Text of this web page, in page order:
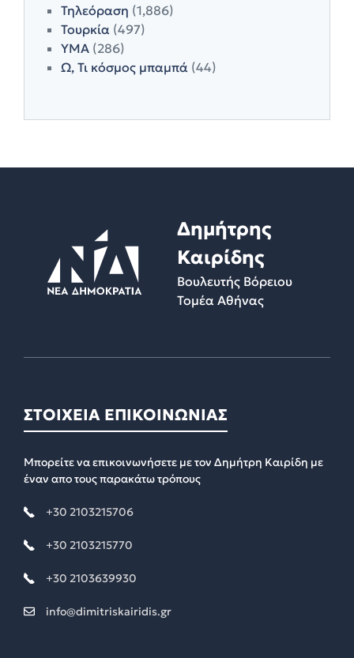
Τηλεόραση (1,886)
Τουρκία (497)
ΥΜΑ (286)
Ω, Τι κόσμος μπαμπά (44)
Δημήτρης
Καιρίδης
Βουλευτής Βόρειου
Τομέα Αθήνας
ΣΤΟΙΧΕΙΑ ΕΠΙΚΟΙΝΩΝΙΑΣ
Μπορείτε να επικοινωνήσετε με τον Δημήτρη Καιρίδη με
έναν απο τους παρακάτω τρόπους
+30 2103215706
+30 2103215770
+30 2103639930
info@dimitriskairidis.gr